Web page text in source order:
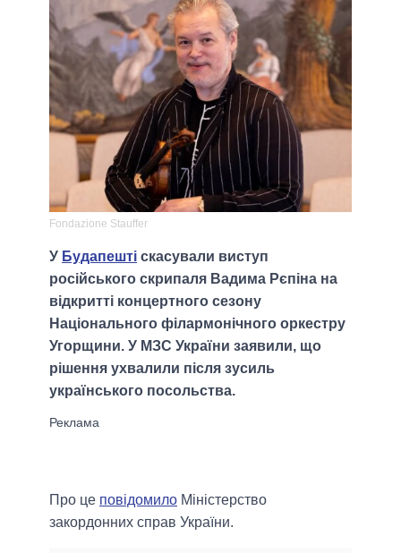
Fondazione Stauffer
У Будапешті скасували виступ
російського скрипаля Вадима Рєпіна на
відкритті концертного сезону
Національного філармонічного оркестру
Угорщини. У МЗС України заявили, що
рішення ухвалили після зусиль
українського посольства.
Про це повідомило Міністерство
закордонних справ України.